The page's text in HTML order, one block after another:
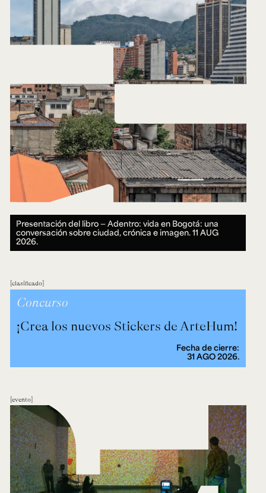
Presentación del libro — Adentro: vida en Bogotá: una
conversación sobre ciudad, crónica e imagen.11 AUG
2026.
clasificado
Concurso
¡Crea los nuevos Stickers de ArteHum!
Fecha de cierre:
31 AGO 2026.
evento